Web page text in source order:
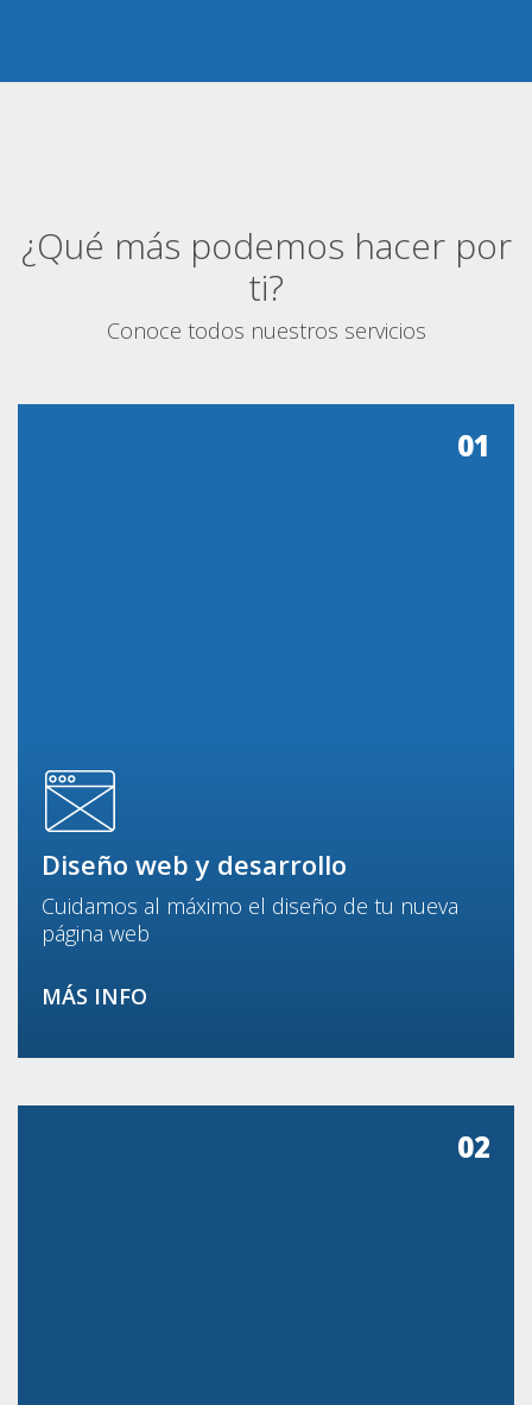
¿Qué más podemos hacer por
ti?
Conoce todos nuestros servicios
01
Diseño web y desarrollo
Cuidamos al máximo el diseño de tu nueva
página web
MÁS INFO
02